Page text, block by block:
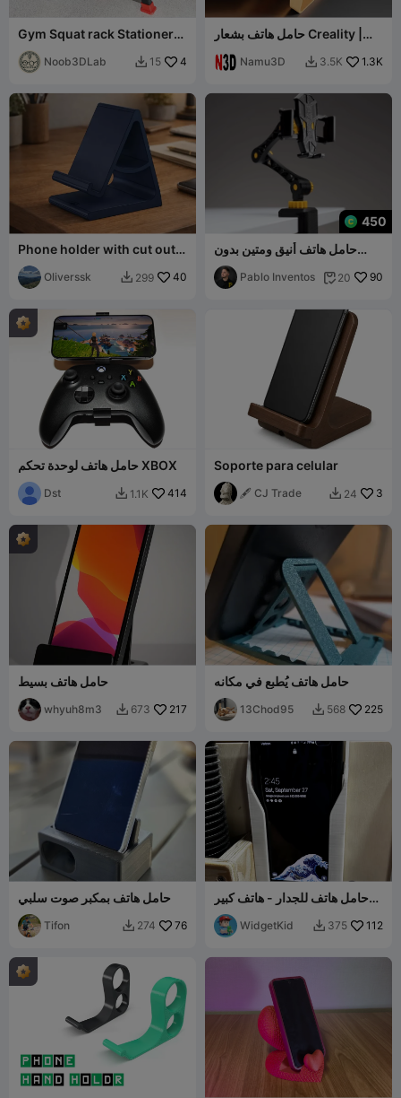
Gym Squat rack Stationery
and Phone stand - Desk
Organizer
Noob3DLab  15 4
حامل هاتف بشعار Creality |
Namu3D  3.5K 1.3K
Phone holder with cut out
for a charger
Oliverssk  299 40
450
حامل هاتف أنيق ومتين بدون
مسامير
Pablo Inventos  20 90
حامل هاتف لوحدة تحكم XBOX
Dst  1.1K 414
Soporte para celular
🖋️ CJ Trade  24 3
حامل هاتف بسيط
whyuh8m3  673 217
حامل هاتف يُطبع في مكانه
13Chod95  568 225
حامل هاتف بمكبر صوت سلبي
Tifon  274 76
حامل هاتف للجدار - هاتف كبير
مع غطاء
WidgetKid  375 112